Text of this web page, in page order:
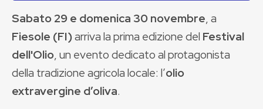
Sabato 29 e domenica 30 novembre, a
Fiesole (FI)arriva la prima edizione del Festival
dell'Olio, un evento dedicato al protagonista
della tradizione agricola locale: l’olio
extravergine d’oliva.